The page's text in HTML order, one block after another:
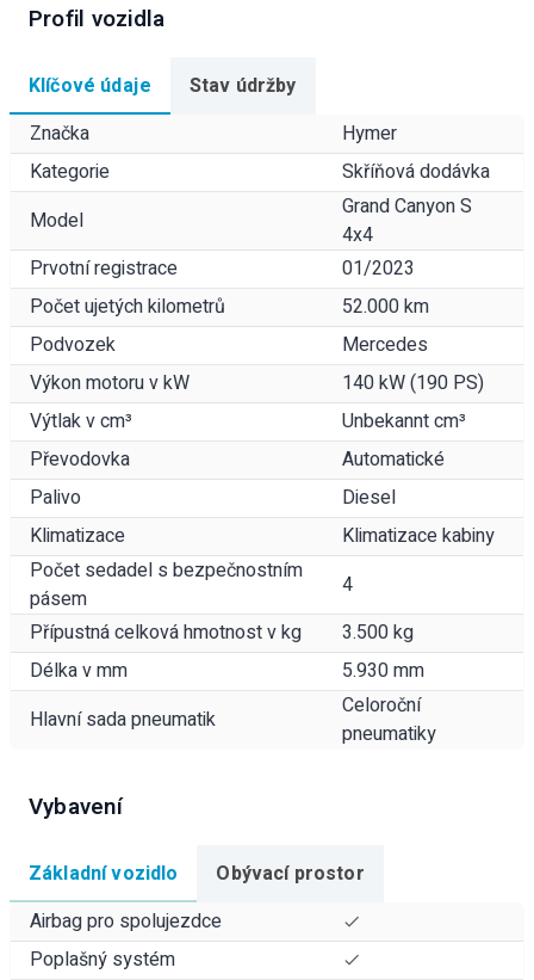
Profil vozidla
Klíčové údaje
Stav údržby
Značka
Hymer
Kategorie
Skříňová dodávka
Model
Grand Canyon S
4x4
Prvotní registrace
01/2023
Počet ujetých kilometrů
52.000 km
Podvozek
Mercedes
Výkon motoru v kW
140 kW (190 PS)
Výtlak v cm³
Unbekannt cm³
Převodovka
Automatické
Palivo
Diesel
Klimatizace
Klimatizace kabiny
Počet sedadel s bezpečnostním
pásem
4
Přípustná celková hmotnost v kg
3.500 kg
Délka v mm
5.930 mm
Hlavní sada pneumatik
Celoroční
pneumatiky
Vybavení
Základní vozidlo
Obývací prostor
Airbag pro spolujezdce
Poplašný systém